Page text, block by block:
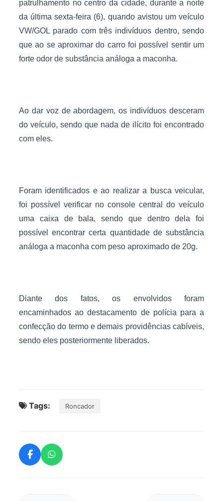
patrulhamento no centro da cidade, durante a noite
da última sexta-feira (6), quando avistou um veículo
VW/GOL parado com três indivíduos dentro, sendo
que ao se aproximar do carro foi possível sentir um
forte odor de substância análoga a maconha.
Ao dar voz de abordagem, os indivíduos desceram
do veículo, sendo que nada de ilícito foi encontrado
com eles.
Foram identificados e ao realizar a busca veicular,
foi possível verificar no console central do veículo
uma caixa de bala, sendo que dentro dela foi
possível encontrar certa quantidade de substância
análoga a maconha com peso aproximado de 20g.
Diante dos fatos, os envolvidos foram
encaminhados ao destacamento de polícia para a
confecção do termo e demais providências cabíveis,
sendo eles posteriormente liberados.
Tags: Roncador